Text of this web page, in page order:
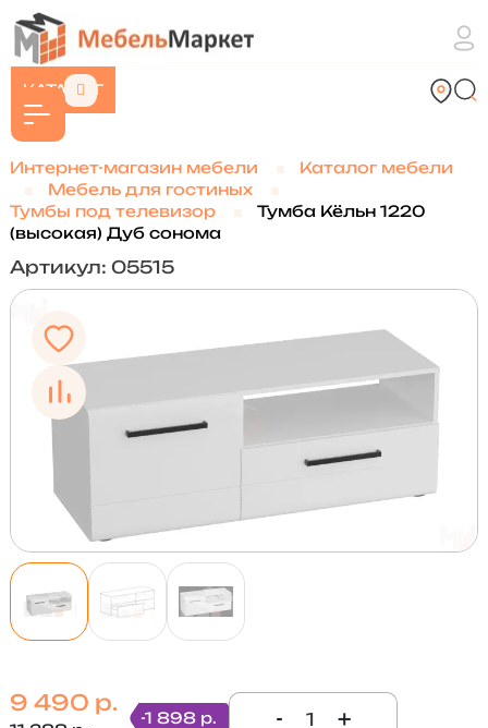
КАТАЛОГ
Интернет-магазин мебели
Каталог мебели
Мебель для гостиных
Тумбы под телевизор
Тумба Кёльн 1220
(высокая) Дуб сонома
Артикул: 05515
9 490 р.
-1 898 р. - +